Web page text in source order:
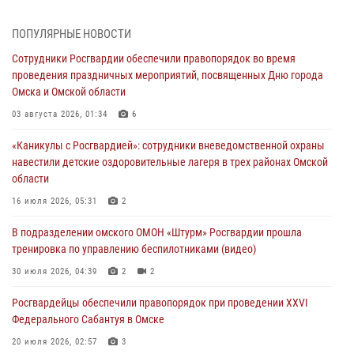
тренировка по управлению беспилотниками (видео)
30 июля 2026, 04:39 2
Росгвардия обеспечила безопасность уникального передвижного
29 июля 2026, 01:49
Росгвардейцы приняли участие в крестном ходе в День крещения
Руси в Омске
При содействии спецназа Росгвардии пресечены нарушения
миграционного законодательства в Омске (видео)
ПОПУЛЯРНЫЕ НОВОСТИ
Сотрудники Росгвардии обеспечили правопорядок во время
проведения праздничных мероприятий, посвященных Дню города
Омска и Омской области
03 августа 2026, 01:34 6
«Каникулы с Росгвардией»: сотрудники вневедомственной охраны
навестили детские оздоровительные лагеря в трех районах Омской
области
16 июля 2026, 05:31 2
В подразделении омского ОМОН «Штурм» Росгвардии прошла
тренировка по управлению беспилотниками (видео)
30 июля 2026, 04:39 2 2
Росгвардейцы обеcпечили правопорядок при проведении XXVI
Федерального Сабантуя в Омске
20 июля 2026, 02:57 3